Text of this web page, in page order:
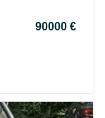
90000 €